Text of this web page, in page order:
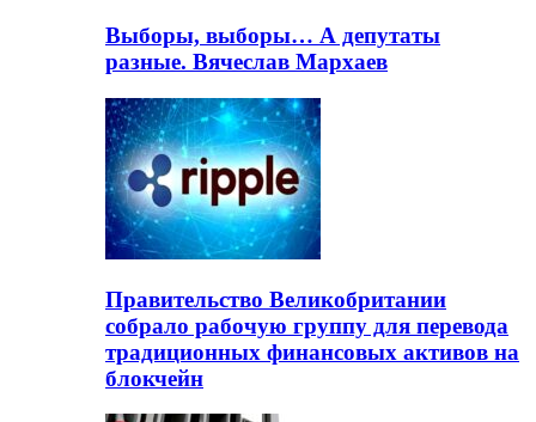
Выборы, выборы… А депутаты
разные. Вячеслав Мархаев
Правительство Великобритании
собрало рабочую группу для перевода
традиционных финансовых активов на
блокчейн